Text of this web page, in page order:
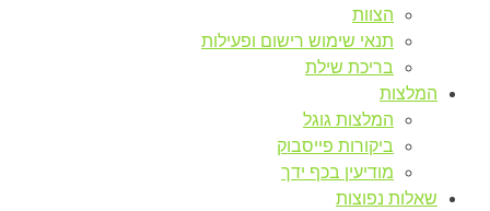
הצוות
תנאי שימוש רישום ופעילות
בריכת שילת
המלצות
המלצות גוגל
ביקורות פייסבוק
מודיעין בכף ידך
שאלות נפוצות